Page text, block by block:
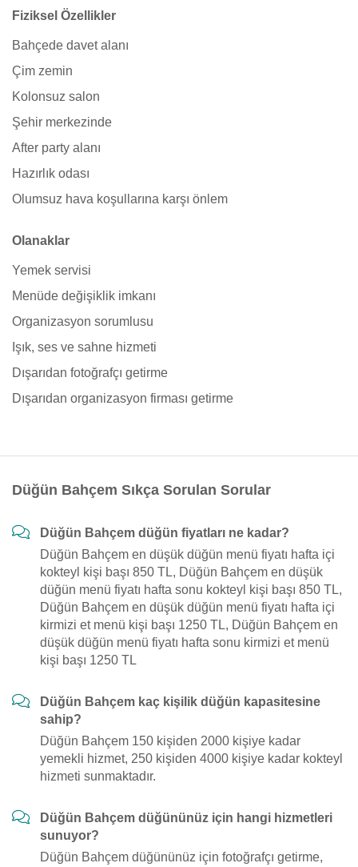
Fiziksel Özellikler
Bahçede davet alanı
Çim zemin
Kolonsuz salon
Şehir merkezinde
After party alanı
Hazırlık odası
Olumsuz hava koşullarına karşı önlem
Olanaklar
Yemek servisi
Menüde değişiklik imkanı
Organizasyon sorumlusu
Işık, ses ve sahne hizmeti
Dışarıdan fotoğrafçı getirme
Dışarıdan organizasyon firması getirme
Düğün Bahçem Sıkça Sorulan Sorular
Düğün Bahçem düğün fiyatları ne kadar?
Düğün Bahçem en düşük düğün menü fiyatı hafta içi
kokteyl kişi başı 850 TL, Düğün Bahçem en düşük
düğün menü fiyatı hafta sonu kokteyl kişi başı 850 TL,
Düğün Bahçem en düşük düğün menü fiyatı hafta içi
kirmizi et menü kişi başı 1250 TL, Düğün Bahçem en
düşük düğün menü fiyatı hafta sonu kirmizi et menü
kişi başı 1250 TL
Düğün Bahçem kaç kişilik düğün kapasitesine
sahip?
Düğün Bahçem 150 kişiden 2000 kişiye kadar
yemekli hizmet, 250 kişiden 4000 kişiye kadar kokteyl
hizmeti sunmaktadır.
Düğün Bahçem düğününüz için hangi hizmetleri
sunuyor?
Düğün Bahçem düğününüz için fotoğrafçı getirme,